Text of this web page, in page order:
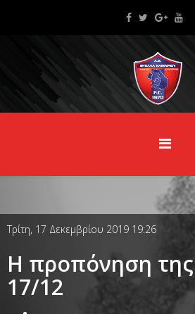
Τρίτη, 17 Δεκεμβρίου 2019 19:26
Η προπόνηση της
17/12